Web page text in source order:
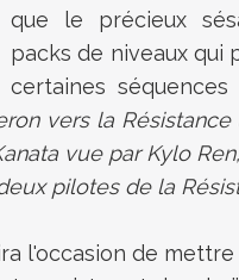
que le précieux
packs de niveaux
certaines
vers la
vue par Kylo
pilotes de la
l'occasion de